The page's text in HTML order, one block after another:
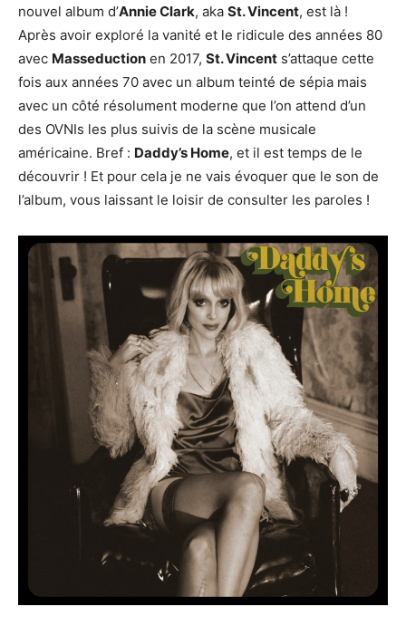
nouvel album d’Annie Clark, aka St. Vincent, est là !
Après avoir exploré la vanité et le ridicule des années 80
avec Masseduction en 2017, St. Vincent s’attaque cette
fois aux années 70 avec un album teinté de sépia mais
avec un côté résolument moderne que l’on attend d’un
des OVNIs les plus suivis de la scène musicale
américaine. Bref : Daddy’s Home, et il est temps de le
découvrir ! Et pour cela je ne vais évoquer que le son de
l’album, vous laissant le loisir de consulter les paroles !